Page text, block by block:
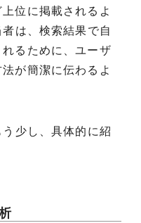
位に掲載されるよ
者は、検索結果で自
るために、ユーザ
が簡潔に伝わるよ
少し、具体的に紹